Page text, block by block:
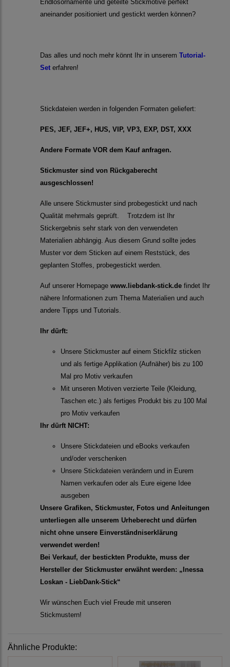
Endlosornamente und geteilte Stickmotive perfekt
aneinander positioniert und gestickt werden können?
Das alles und noch mehr könnt Ihr in unserem Tutorial-
Set erfahren!
Stickdateien werden in folgenden Formaten geliefert:
PES, JEF, JEF+, HUS, VIP, VP3, EXP, DST, XXX
Andere Formate VOR dem Kauf anfragen.
Stickmuster sind von Rückgaberecht
ausgeschlossen!
Alle unsere Stickmuster sind probegestickt und nach
Qualität mehrmals geprüft. Trotzdem ist Ihr
Stickergebnis sehr stark von den verwendeten
Materialien abhängig. Aus diesem Grund sollte jedes
Muster vor dem Sticken auf einem Reststück, des
geplanten Stoffes, probegestickt werden.
Auf unserer Homepage www.liebdank-stick.de findet Ihr
nähere Informationen zum Thema Materialien und auch
andere Tipps und Tutorials.
Ihr dürft:
Unsere Stickmuster auf einem Stickfilz sticken
und als fertige Applikation (Aufnäher) bis zu 100
Mal pro Motiv verkaufen
Mit unseren Motiven verzierte Teile (Kleidung,
Taschen etc.) als fertiges Produkt bis zu 100 Mal
pro Motiv verkaufen
Ihr dürft NICHT:
Unsere Stickdateien und eBooks verkaufen
und/oder verschenken
Unsere Stickdateien verändern und in Eurem
Namen verkaufen oder als Eure eigene Idee
ausgeben
Unsere Grafiken, Stickmuster, Fotos und Anleitungen
unterliegen alle unserem Urheberecht und dürfen
nicht ohne unsere Einverständniserklärung
verwendet werden!
Bei Verkauf, der bestickten Produkte, muss der
Hersteller der Stickmuster erwähnt werden: „Inessa
Loskan - LiebDank-Stick“
Wir wünschen Euch viel Freude mit unseren
Stickmustern!
Ähnliche Produkte: